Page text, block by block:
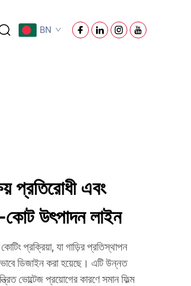
BN
প্রতিরোধী এবং
কোট উৎপাদন লাইন
প্রক্রিয়া, যা গাড়ির প্রতিস্থাপন
ডিজাইন করা হয়েছে। এটি উন্নত
ভোল্টেজ প্রয়োগের কারণে সমান ফিল্ম